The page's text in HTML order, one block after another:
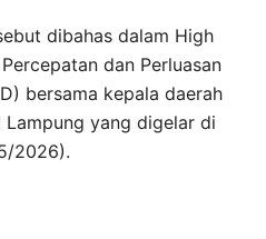
dibahas dalam High
dan Perluasan
bersama kepala daerah
yang digelar di
2026).